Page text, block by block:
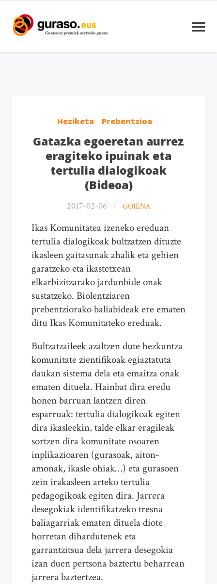
Heziketa Prebentzioa
Gatazka egoeretan aurrez
eragiteko ipuinak eta
tertulia dialogikoak
(Bideoa)
2017-02-06 GOIENA
Ikas Komunitatea izeneko ereduan
tertulia dialogikoak bultzatzen dituzte
ikasleen gaitasunak ahalik eta gehien
garatzeko eta ikastetxean
elkarbizitzarako jardunbide onak
sustatzeko. Biolentziaren
prebentziorako baliabideak ere ematen
ditu Ikas Komunitateko ereduak.
Bultzatzaileek azaltzen dute hezkuntza
komunitate zientifikoak egiaztatuta
daukan sistema dela eta emaitza onak
ematen dituela. Hainbat dira eredu
honen barruan lantzen diren
esparruak: tertulia dialogikoak egiten
dira ikasleekin, talde elkar eragileak
sortzen dira komunitate osoaren
inplikazioaren (gurasoak, aiton-
amonak, ikasle ohiak…) eta gurasoen
zein irakasleen arteko tertulia
pedagogikoak egiten dira. Jarrera
desegokiak identifikatzeko tresna
baliagarriak ematen dituela diote
horretan dihardutenek eta
garrantzitsua dela jarrera desegokia
izan duen pertsona baztertu beharrean
jarrera baztertzea.